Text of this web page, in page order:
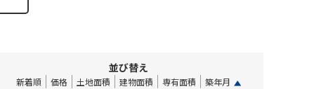
並び替え
新着順 価格 土地面積 建物面積 専有面積 築年月